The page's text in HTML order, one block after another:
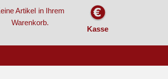
Artikel in Ihrem
Warenkorb.
Kasse